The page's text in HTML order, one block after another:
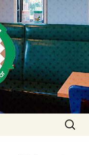
草・上石神
バーこと
検
索: